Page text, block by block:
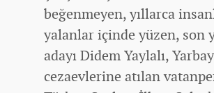
beğenmeyen, yıllarca
yalanlar içinde yüzen, son
adayı Didem Yaylalı,
cezaevlerine atılan